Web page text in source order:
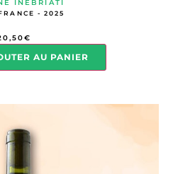
INEBRIATI
- 2025
€
AU PANIER